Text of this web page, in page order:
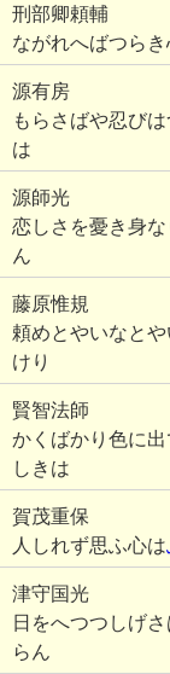
刑部卿頼輔
ながれへばつら
源有房
もらさばや忍び
は
源師光
恋しさを憂き身
ん
藤原惟規
頼めとやいなと
けり
賢智法師
かくばかり色に
しきは
賀茂重保
人しれず思ふ心は
津守国光
日をへつつしげ
らん